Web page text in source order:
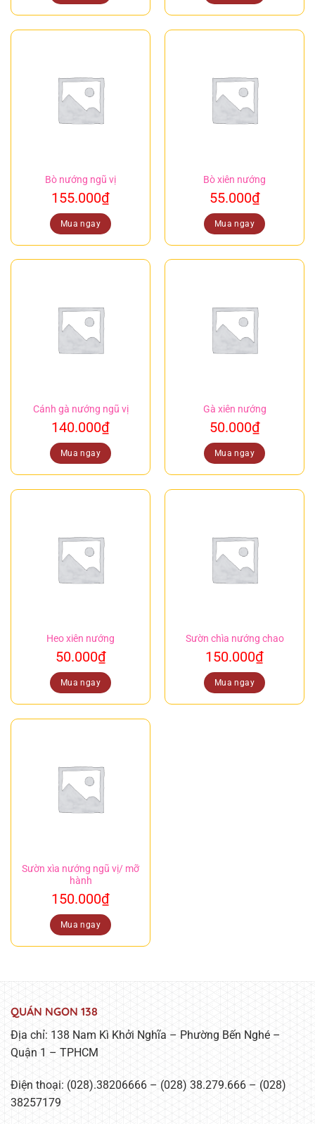
Bò nướng ngũ vị
155.000₫
Mua ngay
Bò xiên nướng
55.000₫
Mua ngay
Cánh gà nướng ngũ vị
140.000₫
Mua ngay
Gà xiên nướng
50.000₫
Mua ngay
Heo xiên nướng
50.000₫
Mua ngay
Sườn chìa nướng chao
150.000₫
Mua ngay
Sườn xìa nướng ngũ vị/ mỡ
hành
150.000₫
Mua ngay
QUÁN NGON 138
Địa chỉ: 138 Nam Kì Khởi Nghĩa – Phường Bến Nghé –
Quận 1 – TPHCM
Điện thoại: (028).38206666 – (028) 38.279.666 – (028)
38257179